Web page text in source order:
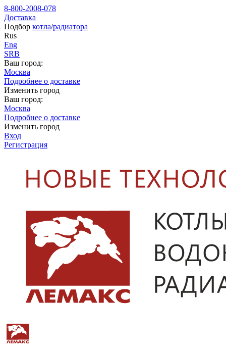
8-800-2008-078
Доставка
Подбор котла/радиатора
Rus
Eng
SRB
Ваш город:
Москва
Подробнее о доставке
Изменить город
Ваш город:
Москва
Подробнее о доставке
Изменить город
Вход
Регистрация